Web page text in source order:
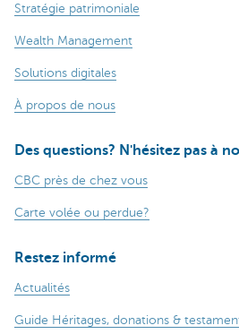
Stratégie patrimoniale
Wealth Management
Solutions digitales
À propos de nous
Des questions? N'hésitez pas à
CBC près de chez vous
Carte volée ou perdue?
Restez informé
Actualités
Guide Héritages, donations &